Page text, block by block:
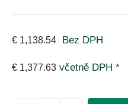
€ 1,138.54 Bez DPH
€ 1,377.63 včetně DPH *